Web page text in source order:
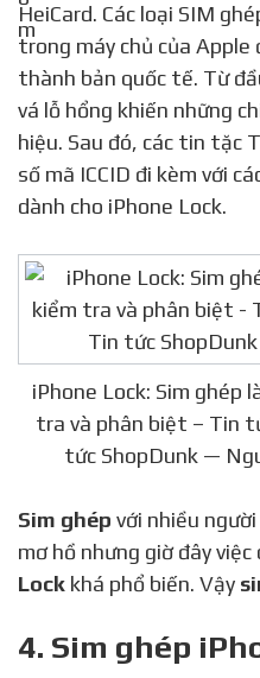
HeiCard. Các loại SIM
trong máy chủ của Apple
thành bản quốc tế. Từ
vá lỗ hổng khiến những
hiệu. Sau đó, các tin tặc
số mã ICCID đi kèm với
dành cho iPhone Lock.
iPhone Lock: Sim ghép
tra và phân biệt – Tin
tức ShopDunk —
Sim ghép với nhiều
mơ hồ nhưng giờ đây việc
Lock khá phổ biến. Vậy
4. Sim ghép